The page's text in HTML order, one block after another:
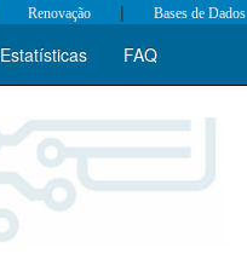
Renovação | Bases de Dados
Estatísticas FAQ